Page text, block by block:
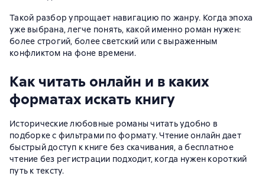
Такой разбор упрощает навигацию по жанру. Когда эпоха
уже выбрана, легче понять, какой именно роман нужен:
более строгий, более светский или с выраженным
конфликтом на фоне времени.
Как читать онлайн и в каких
форматах искать книгу
Исторические любовные романы читать удобно в
подборке с фильтрами по формату. Чтение онлайн дает
быстрый доступ к книге без скачивания, а бесплатное
чтение без регистрации подходит, когда нужен короткий
путь к тексту.